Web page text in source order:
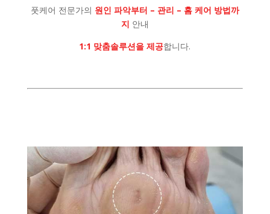
풋케어 전문가의 원인 파악부터 – 관리 – 홈 케어 방법까
지 안내
1:1 맞춤솔루션을 제공합니다.